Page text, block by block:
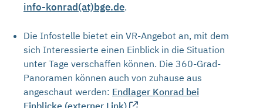
info-konrad(at)bge.de.
Die Infostelle bietet ein VR-Angebot an, mit dem
sich Interessierte einen Einblick in die Situation
unter Tage verschaffen können. Die 360-Grad-
Panoramen können auch von zuhause aus
angeschaut werden: Endlager Konrad bei